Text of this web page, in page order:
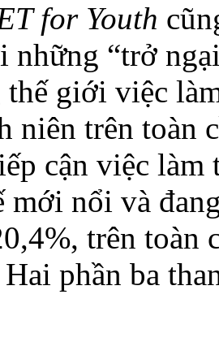
for Youth
những “trở
giới việc
niên trên toàn
cận việc làm
mới nổi và
trên toàn
phần ba